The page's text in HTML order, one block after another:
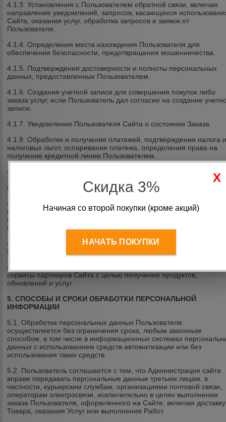
4.1.3. Установления с Пользователем обратной связи, включая
направление уведомлений, запросов, касающихся
Сайта, оказания услуг, обработка запросов и заявок от
Пользователя.
4.1.4. Определения места нахождения Пользователя для
обеспечения безопасности, предотвращения мошенничества.
4.1.5. Подтверждения достоверности и полноты персональных
данных, предоставленных Пользователем.
4.1.6. Создания учетной записи для совершения покупок либо
заказа услуг, если Пользователь дал согласие на создание
записи.
4.1.7. Уведомления Пользователя Сайта о состоянии Заказа.
4.1.8. Обработки и получения платежей, подтверждения налога
налоговых льгот, оспаривания платежа, определения права на
получение кредитной линии Пользователем.
4.1.9. Предоставления Пользователю эффективной клиентской и
технической поддержки при возникновении проблем связанных с
использованием Сайта.
4.1.10. Предоставления Пользователю с его согласия,
продукции либо услуг, специальных предложений, информации
ценах, новостной рассылки и иных сведений от имени Сайта или
имени партнеров Сайта.
4.1.11. Осуществления рекламной деятельности с согласия
Пользователя.
4.1.12. Предоставления доступа Пользователю на сайты или
сервисы партнеров Сайта с целью получения продуктов,
обновлений и услуг.
5. СПОСОБЫ И СРОКИ ОБРАБОТКИ ПЕРСОНАЛЬНОЙ
ИНФОРМАЦИИ
5.1. Обработка персональных данных Пользователя
осуществляется без ограничения срока, любым законным
способом, в том числе в информационных системах
данных с использованием средств автоматизации или без
использования таких средств.
5.2. Пользователь соглашается с тем, что Администрация сайта
вправе передавать персональные данные третьим лицам, в
частности, курьерским службам, организациями почтовой связи,
операторам электросвязи, исключительно в целях выполнения
заказа Пользователя, оформленного на Сайте, включая доставку
Товара, оказания Услуг или выполнения Работ.
Скидка 3%
Начиная со второй покупки (кроме акций)
НАЧАТЬ ПОКУПКИ